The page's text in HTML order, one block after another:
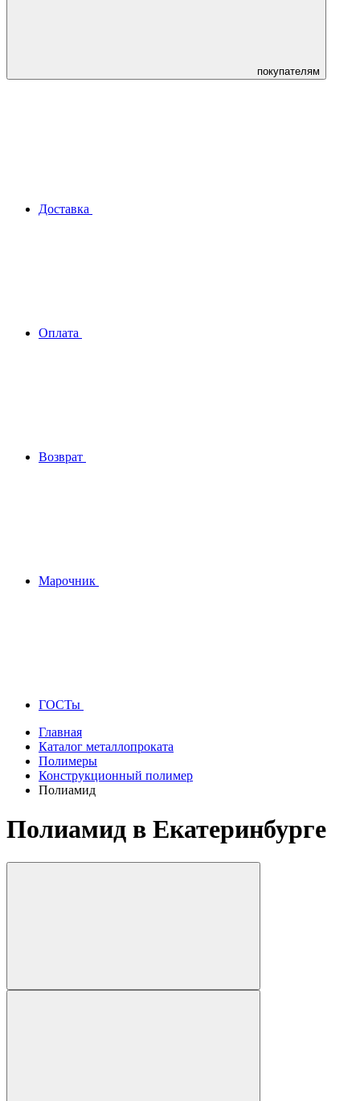
покупателям
Доставка
Оплата
Возврат
Марочник
ГОСТы
Главная
Каталог металлопроката
Полимеры
Конструкционный полимер
Полиамид
Полиамид в Екатеринбурге